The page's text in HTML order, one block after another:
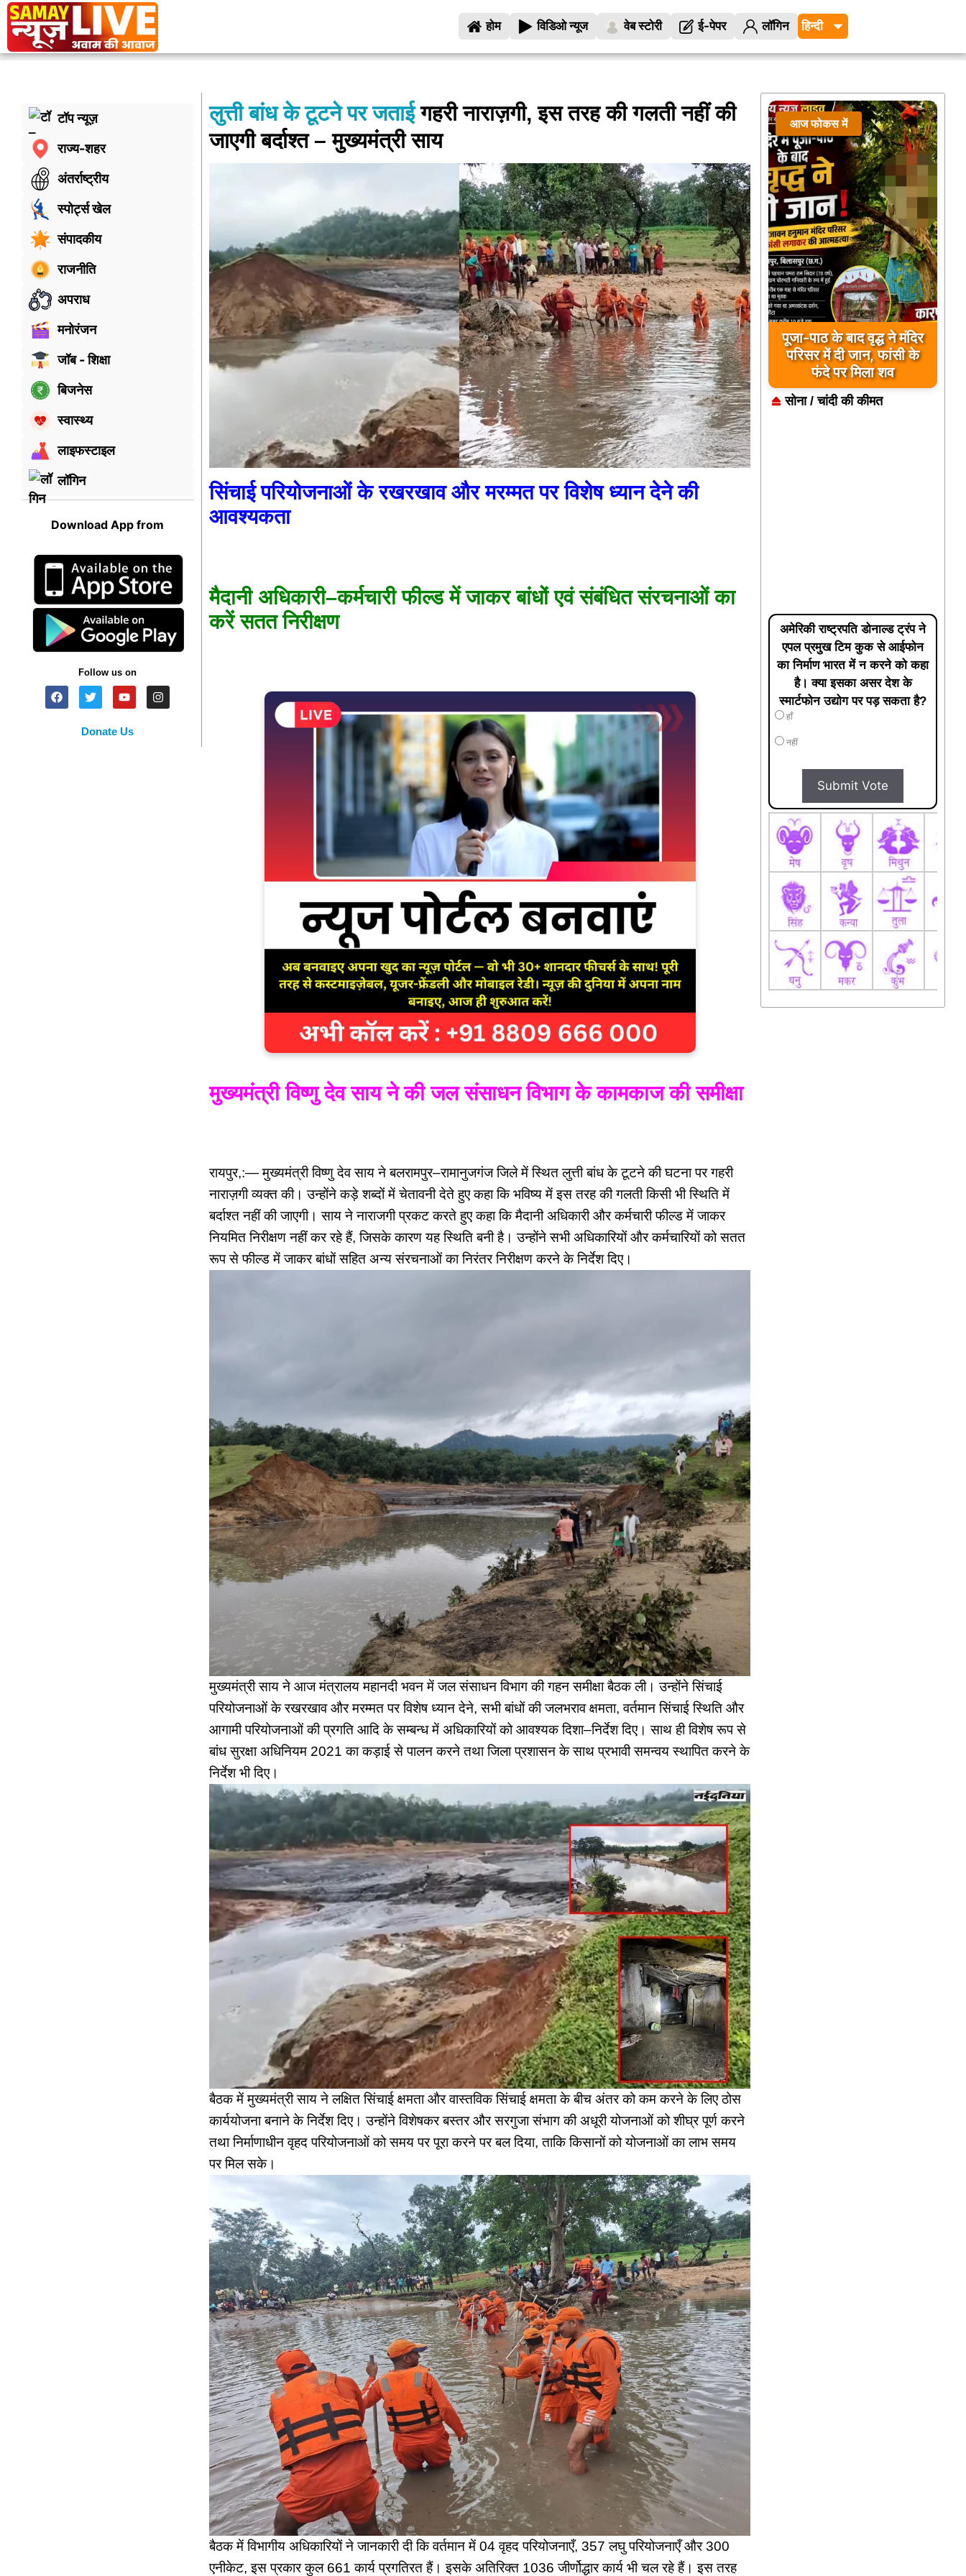
होम विडिओ न्यूज वेब स्टोरी ई-पेपर लॉगिन
टॉप न्यूज़
राज्य-शहर
अंतर्राष्ट्रीय
स्पोर्ट्स खेल
संपादकीय
राजनीति
अपराध
मनोरंजन
जॉब - शिक्षा
बिजनेस
स्वास्थ्य
लाइफस्टाइल
लॉगिन
Download App from
Follow us on
Donate Us
लुत्ती बांध के टूटने पर जताईगहरी नाराज़गी, इस तरह की गलती नहीं की
जाएगी बर्दाश्त – मुख्यमंत्री साय
सिंचाई परियोजनाओं के रखरखाव और मरम्मत पर विशेष ध्यान देने की
आवश्यकता
मैदानी अधिकारी–कर्मचारी फील्ड में जाकर बांधों एवं संबंधित संरचनाओं का
करें सतत निरीक्षण
मुख्यमंत्री विष्णु देव साय ने की जल संसाधन विभाग के कामकाज की समीक्षा
रायपुर,:— मुख्यमंत्री विष्णु देव साय ने बलरामपुर–रामानुजगंज जिले में स्थित लुत्ती बांध के टूटने की घटना पर गहरी
नाराज़गी व्यक्त की। उन्होंने कड़े शब्दों में चेतावनी देते हुए कहा कि भविष्य में इस तरह की गलती किसी भी स्थिति में
बर्दाश्त नहीं की जाएगी। साय ने नाराजगी प्रकट करते हुए कहा कि मैदानी अधिकारी और कर्मचारी फील्ड में जाकर
नियमित निरीक्षण नहीं कर रहे हैं, जिसके कारण यह स्थिति बनी है। उन्होंने सभी अधिकारियों और कर्मचारियों को सतत
रूप से फील्ड में जाकर बांधों सहित अन्य संरचनाओं का निरंतर निरीक्षण करने के निर्देश दिए।
मुख्यमंत्री साय ने आज मंत्रालय महानदी भवन में जल संसाधन विभाग की गहन समीक्षा बैठक ली। उन्होंने सिंचाई
परियोजनाओं के रखरखाव और मरम्मत पर विशेष ध्यान देने, सभी बांधों की जलभराव क्षमता, वर्तमान सिंचाई स्थिति और
आगामी परियोजनाओं की प्रगति आदि के सम्बन्ध में अधिकारियों को आवश्यक दिशा–निर्देश दिए। साथ ही विशेष रूप से
बांध सुरक्षा अधिनियम 2021 का कड़ाई से पालन करने तथा जिला प्रशासन के साथ प्रभावी समन्वय स्थापित करने के
निर्देश भी दिए।
बैठक में मुख्यमंत्री साय ने लक्षित सिंचाई क्षमता और वास्तविक सिंचाई क्षमता के बीच अंतर को कम करने के लिए ठोस
कार्ययोजना बनाने के निर्देश दिए। उन्होंने विशेषकर बस्तर और सरगुजा संभाग की अधूरी योजनाओं को शीघ्र पूर्ण करने
तथा निर्माणाधीन वृहद परियोजनाओं को समय पर पूरा करने पर बल दिया, ताकि किसानों को योजनाओं का लाभ समय
पर मिल सके।
बैठक में विभागीय अधिकारियों ने जानकारी दी कि वर्तमान में 04 वृहद परियोजनाएँ, 357 लघु परियोजनाएँ और 300
एनीकेट, इस प्रकार कुल 661 कार्य प्रगतिरत हैं। इसके अतिरिक्त 1036 जीर्णोद्धार कार्य भी चल रहे हैं। इस तरह
आज फोकस में
बड़ी खबर: — सोमवार को देंगे
कलेक्टर को ज्ञापन :- बिहारी
सिंह टोडर
सोना / चांदी की कीमत
अमेरिकी राष्ट्रपति डोनाल्ड ट्रंप ने
एपल प्रमुख टिम कुक से आईफोन
का निर्माण भारत में न करने को कहा
है। क्या इसका असर देश के
स्मार्टफोन उद्योग पर पड़ सकता है?
हाँ
नहीं
Submit Vote